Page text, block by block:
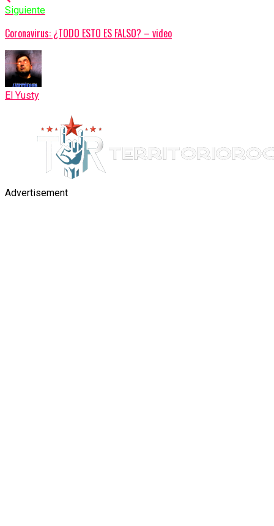
Siguiente
Coronavirus: ¿TODO ESTO ES FALSO? – video
El Yusty
Advertisement